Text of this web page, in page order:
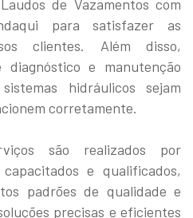
de Vazamentos com
para satisfazer as
clientes. Além disso,
diagnóstico e manutenção
hidráulicos sejam
corretamente.
são realizados por
e qualificados,
padrões de qualidade e
precisas e eficientes